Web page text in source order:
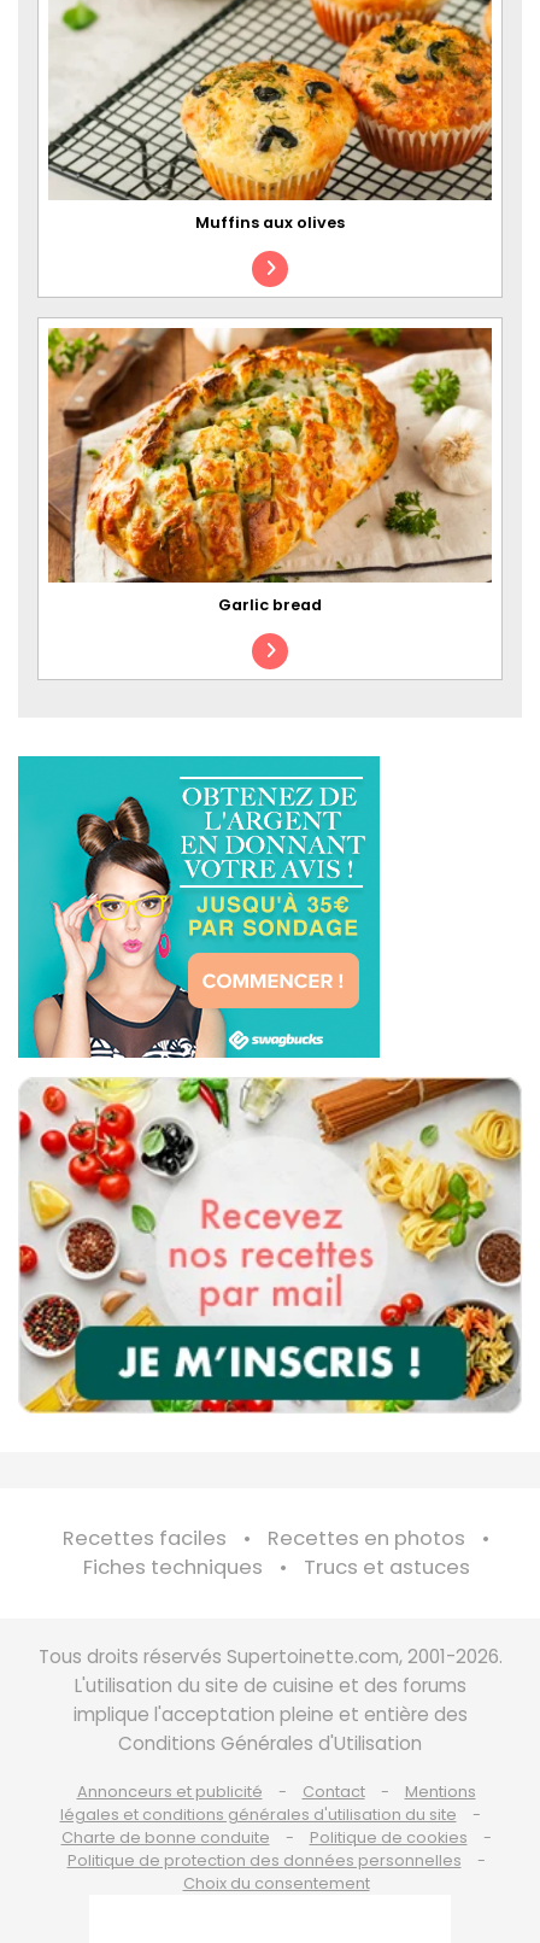
Muffins aux olives
Garlic bread
Recettes faciles
Recettes en photos
Fiches techniques
Trucs et astuces
Tous droits réservés Supertoinette.com, 2001-2026.
L'utilisation du site de cuisine et des forums
implique l'acceptation pleine et entière des
Conditions Générales d'Utilisation
Annonceurs et publicité Contact
Mentions
légales et conditions générales d'utilisation du site
Charte de bonne conduite
Politique de cookies
Politique de protection des données personnelles
Choix du consentement